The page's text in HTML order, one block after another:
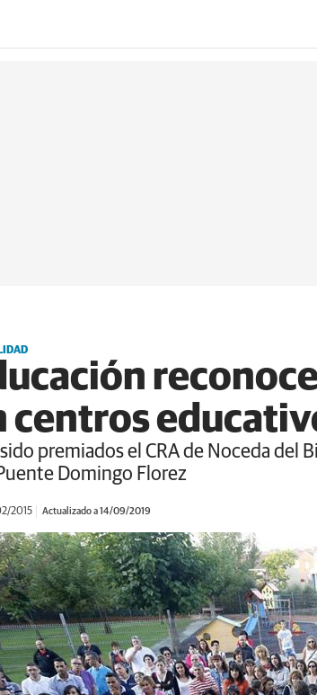
ACTUALIDAD BIERZO SUCESOS
centros
premiados el CRA de Noceda del
Domingo Florez
2015 Actualizado a 14/09/2019